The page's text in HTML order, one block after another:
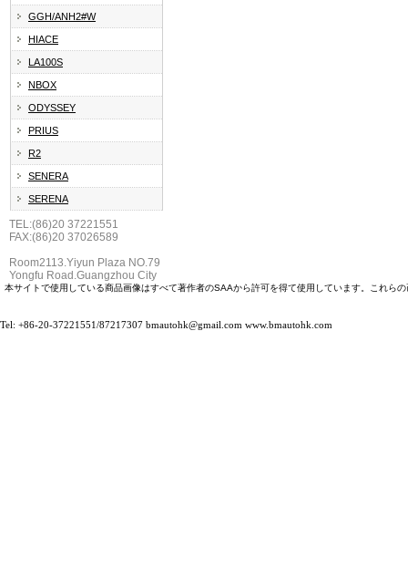
GGH/ANH2#W
HIACE
LA100S
NBOX
ODYSSEY
PRIUS
R2
SENERA
SERENA
TEL:(86)20 37221551
FAX:(86)20 37026589
Room2113.Yiyun Plaza NO.79
Yongfu Road.Guangzhou City
本サイトで使用している商品画像はすべて著作者のSAAから許可を得て使用しています。これら
Tel: +86-20-37221551/87217307 bmautohk@gmail.com www.bmautohk.com